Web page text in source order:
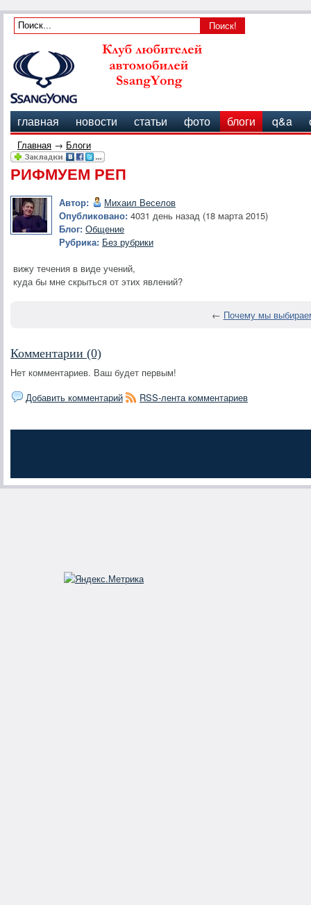
главная новости статьи фото блоги q&a
Главная → Блоги
РИФМУЕМ РЕП
Автор:
Михаил Веселов
Опубликовано: 4031 день назад (18 марта 2015)
Блог: Общение
Рубрика: Без рубрики
вижу течения в виде учений,
куда бы мне скрыться от этих явлений?
← Почему мы
Комментарии (0)
Нет комментариев. Ваш будет первым!
Добавить комментарий
RSS-лента комментариев